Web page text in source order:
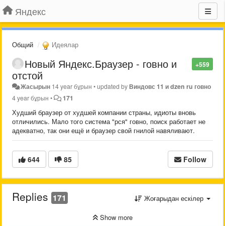
Яндекс
Общий Идеялар
+559
Новый Яндекс.Браузер - говно и
отстой
Жасырын 14 year бұрын •updated byВиндовс 11 и dzen ru говно
4 year бұрын • 171
Худший браузер от худшей компании страны, идиоты вновь
отличились. Мало того система "рся" говно, поиск работает не
адекватно, так они ещё и браузер свой гнилой навяливают.
644 85 Follow
Replies 171
Жоғарыдан ескілер
Show more